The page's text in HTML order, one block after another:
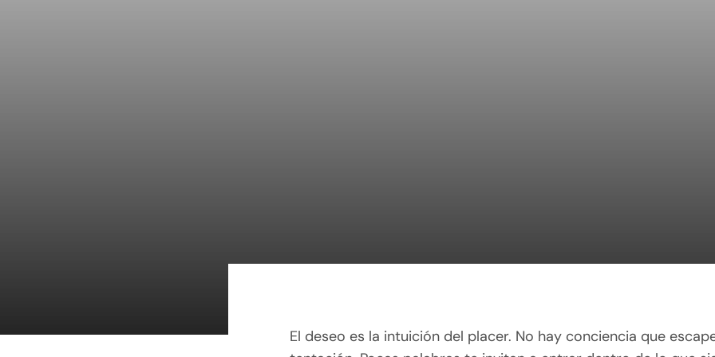
El deseo es la intuición del placer. No hay conciencia que